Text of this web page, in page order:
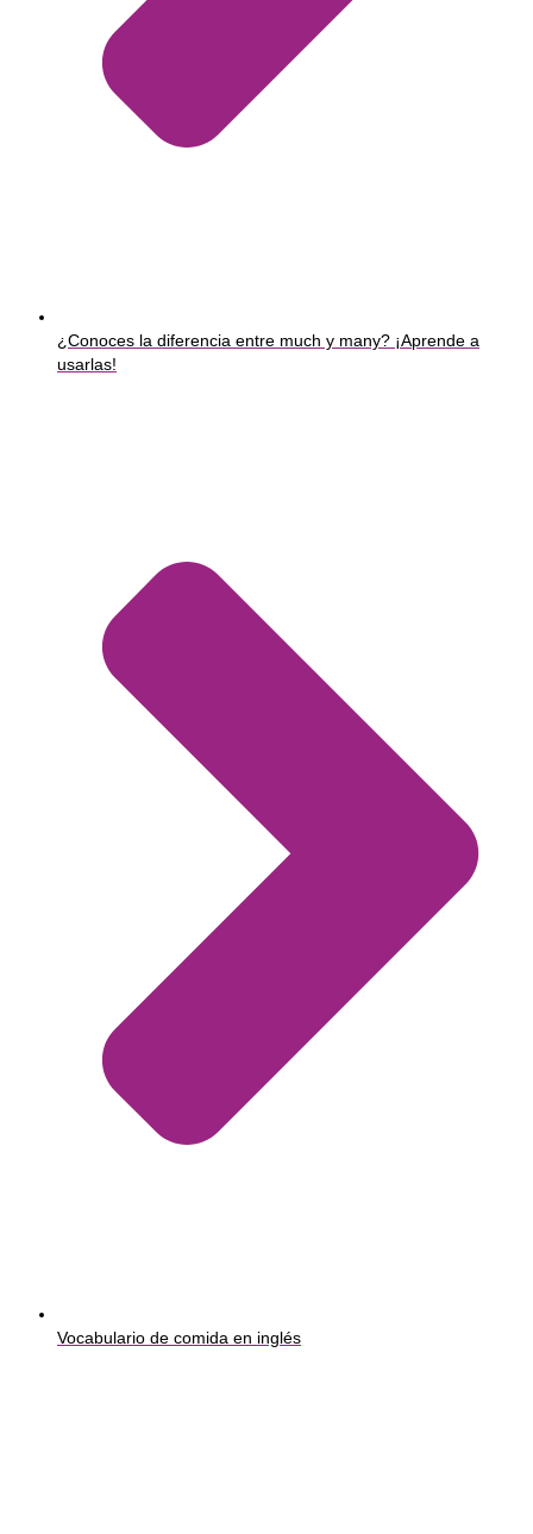
¿Conoces la diferencia entre much y many? ¡Aprende a
usarlas!
Vocabulario de comida en inglés